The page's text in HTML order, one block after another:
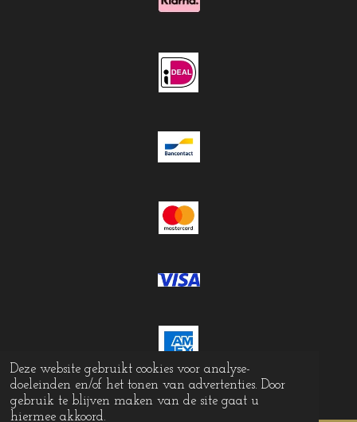
Deze website gebruikt cookies voor analyse-
doeleinden en/of het tonen van advertenties. Door
gebruik te blijven maken van de site gaat u
hiermee akkoord.
© 2023 - 2026 Krokomingo